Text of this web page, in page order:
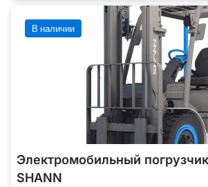
В наличии
Электромобильный
SHANN